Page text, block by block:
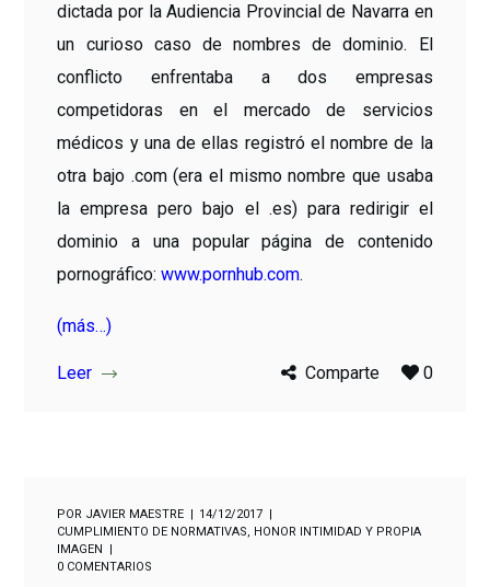
dictada por la Audiencia Provincial de Navarra en
un curioso caso de nombres de dominio. El
conflicto enfrentaba a dos empresas
competidoras en el mercado de servicios
médicos y una de ellas registró el nombre de la
otra bajo .com (era el mismo nombre que usaba
la empresa pero bajo el .es) para redirigir el
dominio a una popular página de contenido
pornográfico:www.pornhub.com.
(más…)
Leer Comparte 0
POR JAVIER MAESTRE
14/12/2017
CUMPLIMIENTO DE NORMATIVAS, HONOR INTIMIDAD Y PROPIA
IMAGEN
0 COMENTARIOS